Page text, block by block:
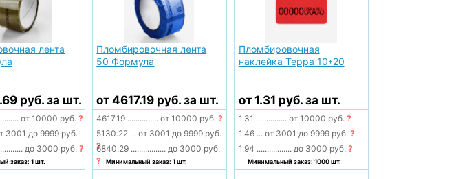
лента
руб. за шт.
от 10000 руб.?
3001 до 9999 руб.
до 3000 руб.?
заказ: 1 шт.
Пломбировочная лента
50 Формула
от 4617.19 руб. за шт.
4617.19 ............... от 10000 руб.?
5130.22 ... от 3001 до 9999 руб.
?
6840.29 ................. до 3000 руб.
?
Минимальный заказ: 1 шт.
Пломбировочная
наклейка Терра 10*20
от 1.31 руб. за шт.
1.31 ............... от 10000 руб. ?
1.46 ... от 3001 до 9999 руб. ?
1.94 ................. до 3000 руб. ?
Минимальный заказ: 1000 шт.